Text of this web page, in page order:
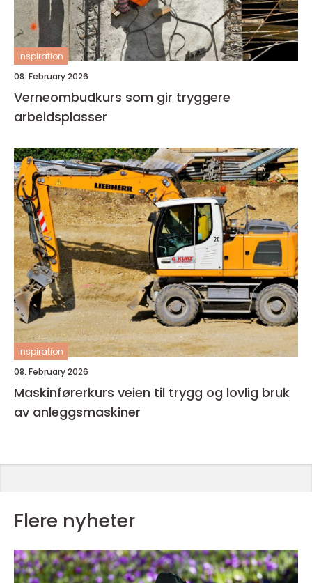
inspiration
08. February 2026
Verneombudkurs som gir tryggere
arbeidsplasser
inspiration
08. February 2026
Maskinførerkurs veien til trygg og lovlig bruk
av anleggsmaskiner
Flere nyheter